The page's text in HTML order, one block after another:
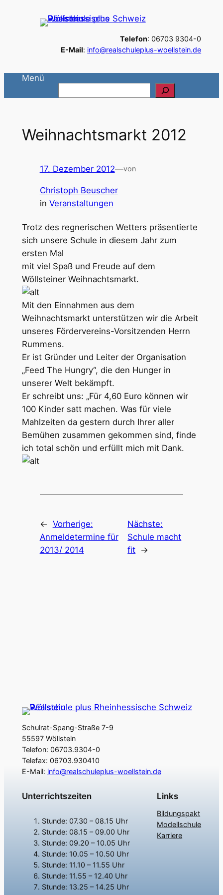
Telefon: 06703 9304-0
E-Mail: info@realschuleplus-woellstein.de
Menü
e
Weihnachtsmarkt 2012
17. Dezember 2012—von
Christoph Beuscher
in Veranstaltungen
Trotz des regnerischen Wetters präsentierte
sich unsere Schule in diesem Jahr zum
ersten Mal
mit viel Spaß und Freude auf dem
Wöllsteiner Weihnachtsmarkt.
Mit den Einnahmen aus dem
Weihnachtsmarkt unterstützen wir die Arbeit
unseres Fördervereins-Vorsitzenden Herrn
Rummens.
Er ist Gründer und Leiter der Organisation
„Feed The Hungry“, die den Hunger in
unserer Welt bekämpft.
Er schreibt uns: „Für 4,60 Euro können wir
100 Kinder satt machen. Was für viele
Mahlzeiten da gestern durch Ihrer aller
Bemühen zusammen gekommen sind, finde
ich total schön und erfüllt mich mit Dank.
← Vorherige:
Anmeldetermine für
2013/ 2014
Nächste:
Schule macht
fit →
Schulrat-Spang-Straße 7-9
55597 Wöllstein
Telefon: 06703.9304-0
Telefax: 06703.930410
E-Mail: info@realschuleplus-woellstein.de
Unterrichtszeiten
Stunde: 07.30 – 08.15 Uhr
Stunde: 08.15 – 09.00 Uhr
Stunde: 09.20 – 10.05 Uhr
Stunde: 10.05 – 10.50 Uhr
Stunde: 11.10 – 11.55 Uhr
Stunde: 11.55 – 12.40 Uhr
Stunde: 13.25 – 14.25 Uhr
Links
Bildungspakt
Modellschule
Karriere